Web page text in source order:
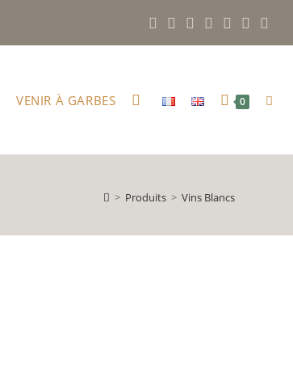
VENIR À GARBES 0
> Produits > Vins Blancs